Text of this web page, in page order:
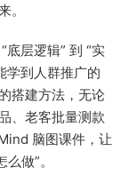
。
层逻辑” 到 “实
学到人群推广的
搭建方法，无论
、老客批量测款
脑图课件，让
做”。